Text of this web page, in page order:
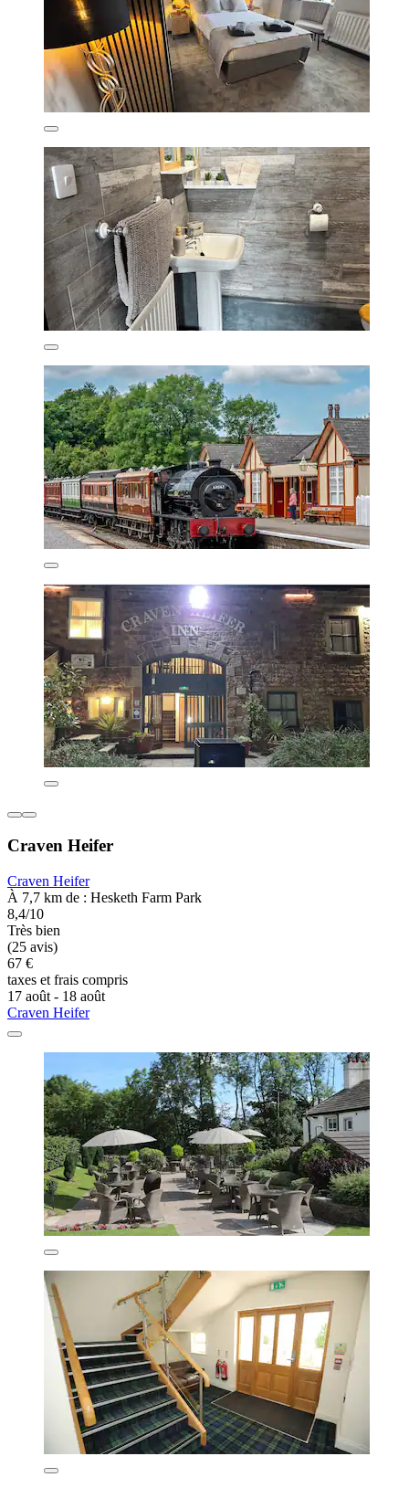
Craven Heifer
Craven Heifer
À 7,7 km de : Hesketh Farm Park
8,4/10
Très bien
(25 avis)
67 €
taxes et frais compris
17 août - 18 août
Craven Heifer